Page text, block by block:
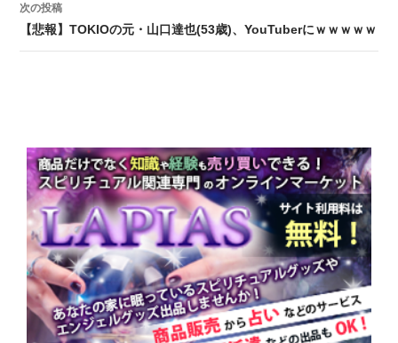
次の投稿
【悲報】TOKIOの元・山口達也(53歳)、YouTuberにｗｗｗｗｗ